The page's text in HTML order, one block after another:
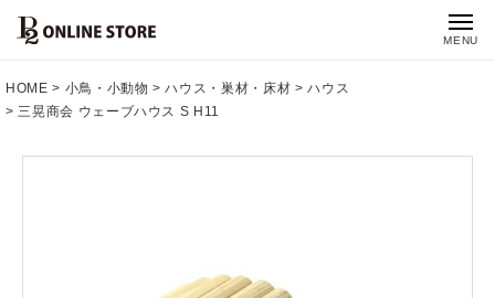
MENU
HOME 小鳥・小動物 ハウス・巣材・床材
ハウス
三晃商会 ウェーブハウス S H11